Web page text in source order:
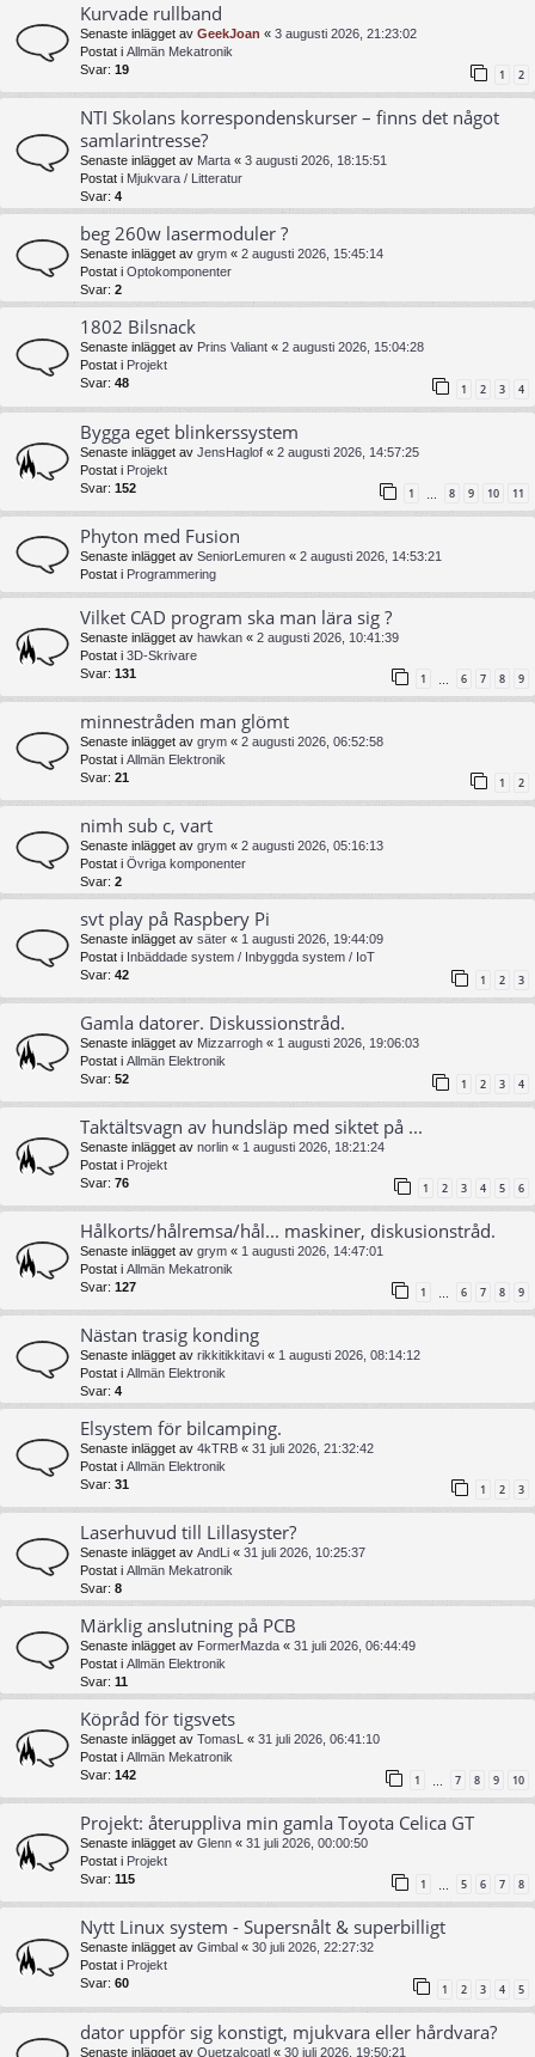
Kurvade rullband
Senaste inlägget av GeekJoan « 3 augusti 2026, 21:23:02
Postat i Allmän Mekatronik
Svar: 19 1 2
NTI Skolans korrespondenskurser – finns det något
samlarintresse?
Senaste inlägget av Marta « 3 augusti 2026, 18:15:51
Postat i Mjukvara / Litteratur
Svar: 4
beg 260w lasermoduler ?
Senaste inlägget av grym « 2 augusti 2026, 15:45:14
Postat i Optokomponenter
Svar: 2
1802 Bilsnack
Senaste inlägget av Prins Valiant « 2 augusti 2026, 15:04:28
Postat i Projekt
Svar: 48 1 2 3 4
Bygga eget blinkerssystem
Senaste inlägget av JensHaglof « 2 augusti 2026, 14:57:25
Postat i Projekt
Svar: 152 1 8 9 10 11
Phyton med Fusion
Senaste inlägget av SeniorLemuren « 2 augusti 2026, 14:53:21
Postat i Programmering
Vilket CAD program ska man lära sig ?
Senaste inlägget av hawkan « 2 augusti 2026, 10:41:39
Postat i 3D-Skrivare
Svar: 131 1 6 7 8 9
minnestråden man glömt
Senaste inlägget av grym « 2 augusti 2026, 06:52:58
Postat i Allmän Elektronik
Svar: 21 1 2
nimh sub c, vart
Senaste inlägget av grym « 2 augusti 2026, 05:16:13
Postat i Övriga komponenter
Svar: 2
svt play på Raspbery Pi
Senaste inlägget av säter « 1 augusti 2026, 19:44:09
Postat i Inbäddade system / Inbyggda system / IoT
Svar: 42 1 2 3
Gamla datorer. Diskussionstråd.
Senaste inlägget av Mizzarrogh « 1 augusti 2026, 19:06:03
Postat i Allmän Elektronik
Svar: 52 1 2 3 4
Taktältsvagn av hundsläp med siktet på ...
Senaste inlägget av norlin « 1 augusti 2026, 18:21:24
Postat i Projekt
Svar: 76 1 2 3 4 5 6
Hålkorts/hålremsa/hål... maskiner, diskusionstråd.
Senaste inlägget av grym « 1 augusti 2026, 14:47:01
Postat i Allmän Mekatronik
Svar: 127 1 … 6 7 8 9
Nästan trasig konding
Senaste inlägget av rikkitikkitavi « 1 augusti 2026, 08:14:12
Postat i Allmän Elektronik
Svar: 4
Elsystem för bilcamping.
Senaste inlägget av 4kTRB « 31 juli 2026, 21:32:42
Postat i Allmän Elektronik
Svar: 31 1 2 3
Laserhuvud till Lillasyster?
Senaste inlägget av AndLi « 31 juli 2026, 10:25:37
Postat i Allmän Mekatronik
Svar: 8
Märklig anslutning på PCB
Senaste inlägget av FormerMazda « 31 juli 2026, 06:44:49
Postat i Allmän Elektronik
Svar: 11
Köpråd för tigsvets
Senaste inlägget av TomasL « 31 juli 2026, 06:41:10
Postat i Allmän Mekatronik
Svar: 142 1 … 7 8 9 10
Projekt: återuppliva min gamla Toyota Celica GT
Senaste inlägget av Glenn « 31 juli 2026, 00:00:50
Postat i Projekt
Svar: 115 1 … 5 6 7 8
Nytt Linux system - Supersnålt & superbilligt
Senaste inlägget av Gimbal « 30 juli 2026, 22:27:32
Postat i Projekt
Svar: 60 1 2 3 4 5
dator uppför sig konstigt, mjukvara eller hårdvara?
Senaste inlägget av Quetzalcoatl « 30 juli 2026, 19:50:21